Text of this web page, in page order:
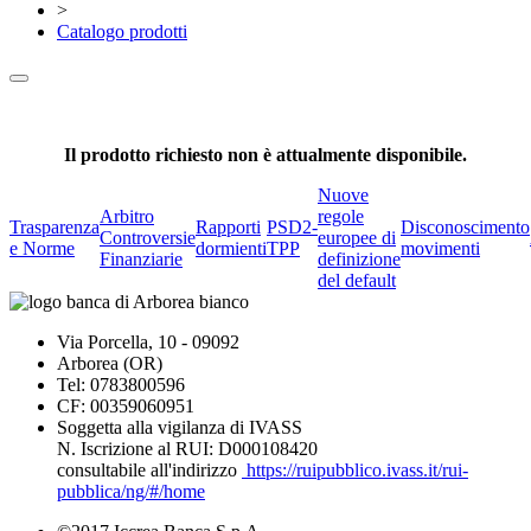
>
Catalogo prodotti
Il prodotto richiesto non è attualmente disponibile.
Trasparenza
e Norme
Arbitro
Controversie
Finanziarie
Rapporti
dormienti
PSD2-
TPP
Nuove
regole
europee di
definizione
del default
Disconoscimento
movimenti
Via Porcella, 10 - 09092
Arborea (OR)
Tel: 0783800596
CF: 00359060951
Soggetta alla vigilanza di IVASS
N. Iscrizione al RUI: D000108420
consultabile all'indirizzo https://ruipubblico.ivass.it/rui-
pubblica/ng/#/home